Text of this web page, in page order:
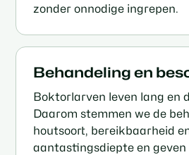
zonder onnodige ingrepen.
Behandeling en
Boktorlarven leven lang en
Daarom stemmen we de
houtsoort, bereikbaarheid
aantastingsdiepte en geven